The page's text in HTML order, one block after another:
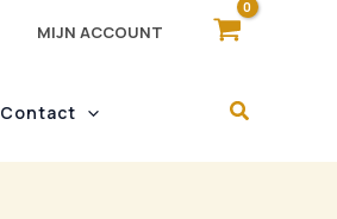
MIJN ACCOUNT
Contact